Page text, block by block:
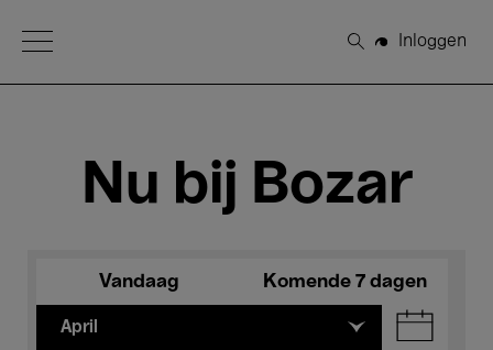
Open Menu
Zoeken
Inloggen
Nu bij Bozar
Vandaag Komende 7 dagen
April